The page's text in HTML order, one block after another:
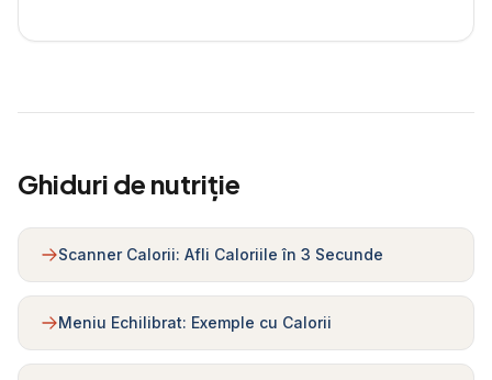
Ghiduri de nutriție
Scanner Calorii: Afli Caloriile în 3 Secunde
Meniu Echilibrat: Exemple cu Calorii